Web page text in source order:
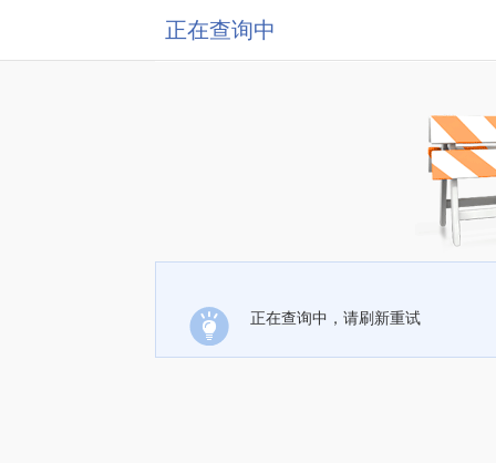
正在查询中
正在查询中，请刷新重试